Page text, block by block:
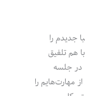
جدیدم را
هم تلفیق
در جلسه
مهارت‌هایم را